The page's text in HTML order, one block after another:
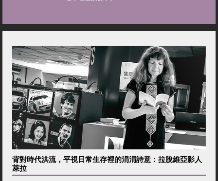
背對時代洪流，平視日常生存裡的涓涓詩意：拉脫維亞影人
萊拉